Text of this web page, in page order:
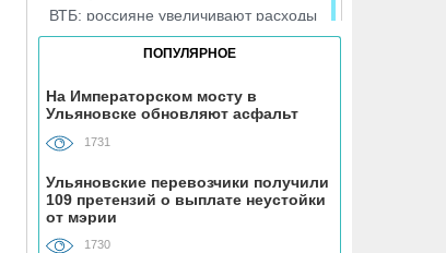
ВТБ: россияне увеличивают расходы
на спорт и здоровый образ жизни
07.08, 17:35
В Чердаклинском районе в ДТП
попал 14-летний подросток
07.08, 17:00
«Ульяновскэнерго» передали под
управление нового лидера из
ПОПУЛЯРНОЕ
На Императорском мосту в
Ульяновске обновляют асфальт
1731
Ульяновские перевозчики получили
109 претензий о выплате неустойки
от мэрии
1730